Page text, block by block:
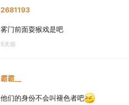
2681193
雾门前面耍猴戏是吧
5天前
霸霸__
他们的身份不会叫褪色者吧